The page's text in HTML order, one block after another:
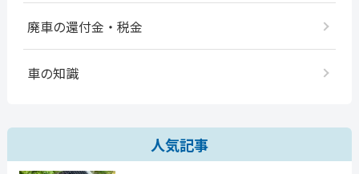
廃車の還付金・税金
車の知識
人気記事